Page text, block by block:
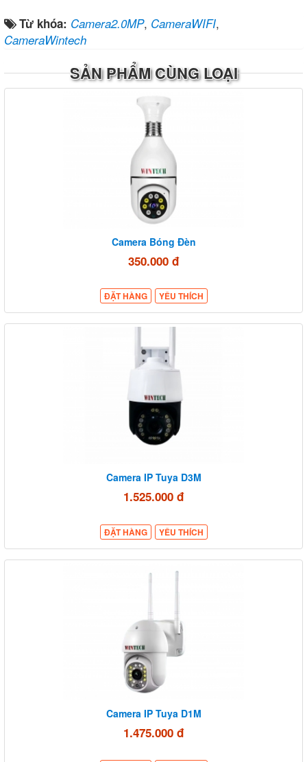
Từ khóa: Camera2.0MP, CameraWIFI,
CameraWintech
SẢN PHẨM CÙNG LOẠI
Camera Bóng Đèn
350.000 đ
ĐẶT HÀNG YÊU THÍCH
Camera IP Tuya D3M
1.525.000 đ
ĐẶT HÀNG YÊU THÍCH
Camera IP Tuya D1M
1.475.000 đ